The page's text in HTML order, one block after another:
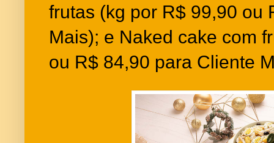
frutas (kg por R$ 99,90 ou
Mais); e Naked cake com
ou R$ 84,90 para Cliente